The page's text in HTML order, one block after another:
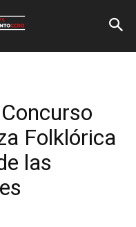
Folklórica
las